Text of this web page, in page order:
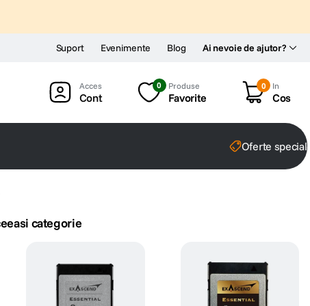
Ai nevoie de ajutor?
Suport Evenimente Blog
Cont
0 Produse
Favorite
0 In
Cos
Oferte
categorie